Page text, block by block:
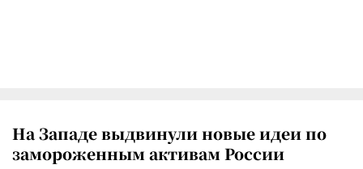
На Западе выдвинули новые идеи по
замороженным активам России